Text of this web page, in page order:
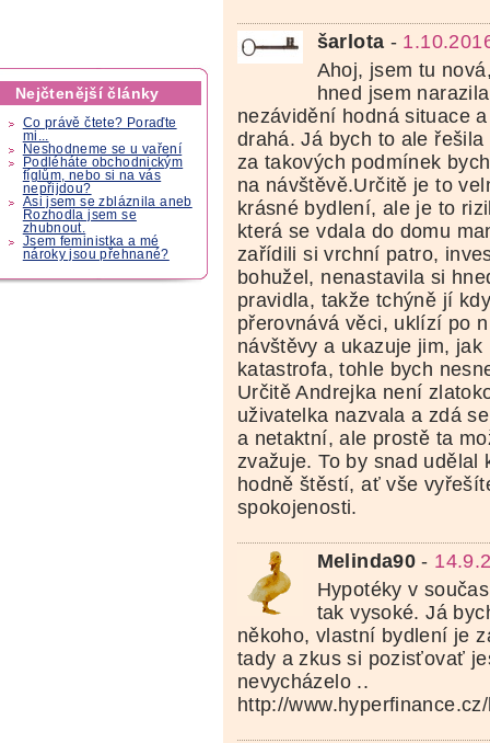
Nejčtenější články
Co právě čtete? Poraďte
mi...
Neshodneme se u vaření
Podléháte obchodnickým
fíglům, nebo si na vás
nepřijdou?
Asi jsem se zbláznila aneb
Rozhodla jsem se
zhubnout.
Jsem feministka a mé
nároky jsou přehnané?
šarlota -
Ahoj, jsem tu
hned jsem
nezávidění hodná situace
drahá. Já bych to ale
za takových podmínek
na návštěvě.Určitě je to
krásné bydlení, ale je to
která se vdala do domu
zařídili si vrchní patro,
bohužel, nenastavila si
pravidla, takže tchýně jí
přerovnává věci, uklízí po
návštěvy a ukazuje jim,
katastrofa, tohle bych
Určitě Andrejka není
uživatelka nazvala a zdá
a netaktní, ale prostě ta
zvažuje. To by snad udělal
hodně štěstí, ať vše
spokojenosti.
Melinda90 -
Hypotéky v
tak vysoké. Já
někoho, vlastní bydlení je
tady a zkus si pozisťovať
nevycházelo ..
http://